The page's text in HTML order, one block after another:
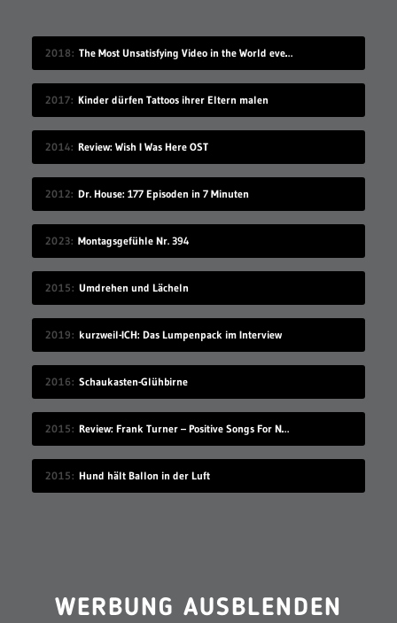
2018 The Most Unsatisfying Video in the World ever made – part 2
2017 Kinder dürfen Tattoos ihrer Eltern malen
2014 Review: Wish I Was Here OST
2012 Dr. House: 177 Episoden in 7 Minuten
2023 Montagsgefühle Nr. 394
2015 Umdrehen und Lächeln
2019 kurzweil-ICH: Das Lumpenpack im Interview
2016 Schaukasten-Glühbirne
2015 Review: Frank Turner – Positive Songs For Negative People
2015 Hund hält Ballon in der Luft
WERBUNG AUSBLENDEN